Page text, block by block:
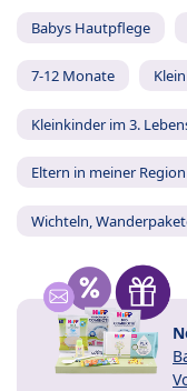
Babys Hautpflege
7-12 Monate
Kleinkinder im 3.
Eltern in meiner Region
Wichteln,